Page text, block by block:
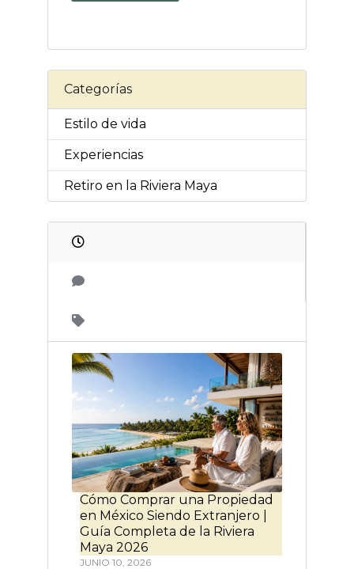
Categorías
Estilo de vida
Experiencias
Retiro en la Riviera Maya
Cómo Comprar una Propiedad
en México Siendo Extranjero |
Guía Completa de la Riviera
Maya 2026
JUNIO 10, 2026